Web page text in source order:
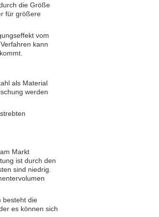
die Größe
für größere
vom
kann
als Material
werden
Markt
ist durch den
sind niedrig.
besteht die
es können sich